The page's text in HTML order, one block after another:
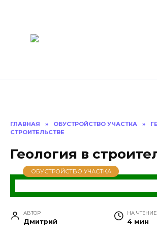
ГЛАВНАЯ » ОБУСТРОЙСТВО УЧАСТКА »
СТРОИТЕЛЬСТВЕ
Геология в
ОБУСТРОЙСТВО УЧАСТКА
АВТОР
Дмитрий
НА ЧТЕНИЕ
4 мин